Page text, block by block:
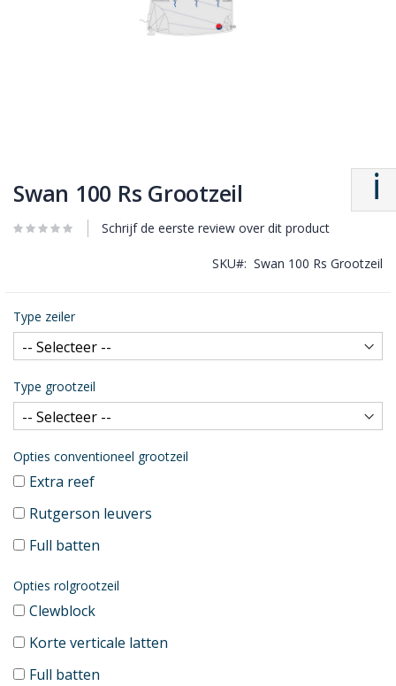
Swan 100 Rs Grootzeil
Schrijf de eerste review over dit product
SKU Swan 100 Rs Grootzeil
Type zeiler
Type grootzeil
Opties conventioneel grootzeil
Extra reef
Rutgerson leuvers
Full batten
Opties rolgrootzeil
Clewblock
Korte verticale latten
Full batten